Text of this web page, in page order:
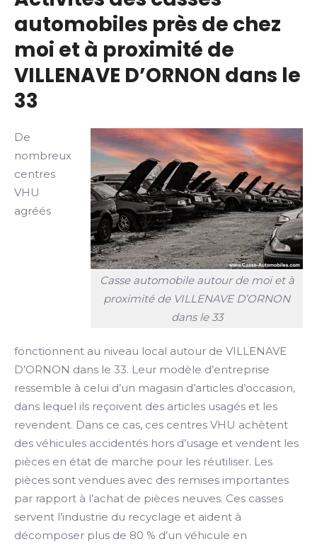
automobiles près de chez
moi et à proximité de
VILLENAVE D’ORNON dans le
33
Casse automobile autour de moi et à
proximité de VILLENAVE D’ORNON
dans le 33
De
nombreux
centres
VHU
agréés
fonctionnent au niveau local autour de VILLENAVE
D’ORNON dans le 33. Leur modèle d’entreprise
ressemble à celui d’un magasin d’articles d’occasion,
dans lequel ils reçoivent des articles usagés et les
revendent. Dans ce cas, ces centres VHU achètent
des véhicules accidentés hors d’usage et vendent les
pièces en état de marche pour les réutiliser. Les
pièces sont vendues avec des remises importantes
par rapport à l’achat de pièces neuves. Ces casses
servent l’industrie du recyclage et aident à
décomposer plus de 80 % d’un véhicule en